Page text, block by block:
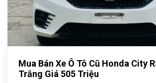
Mua Bán Xe Ô Tô Cũ Honda City
Trắng Giá 505 Triệu